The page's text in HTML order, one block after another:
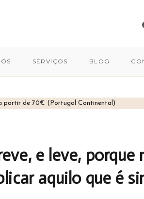
partir de 70€ (Portugal Continental)
SERVIÇOS BLOG
e leve, porque
aquilo que é